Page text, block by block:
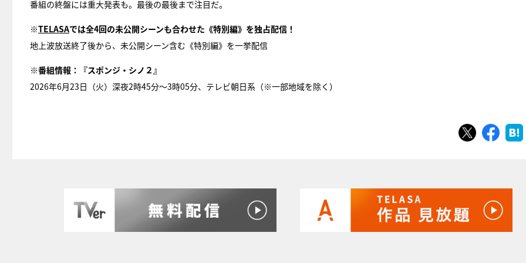
番組の終盤には重大発表も。最後の最後まで注目だ。
※TELASAでは全4回の未公開シーンも合わせた《特別編》を独占配信！
地上波放送終了後から、未公開シーン含む《特別編》を一挙配信
※番組情報：『スポンジ・シノ２』
2026年6月23日（火）深夜2時45分～3時05分、テレビ朝日系（※一部地域を除く）
ツイートシェア